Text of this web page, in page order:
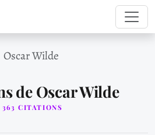
Oscar Wilde
de Oscar Wilde
363 CITATIONS